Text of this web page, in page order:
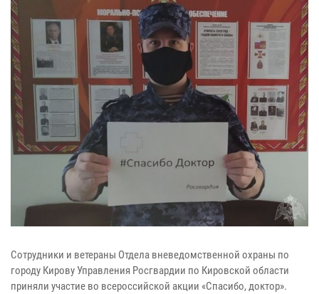
Сотрудники и ветераны Отдела вневедомственной охраны по
городу Кирову Управления Росгвардии по Кировской области
приняли участие во всероссийской акции «Спасибо, доктор».